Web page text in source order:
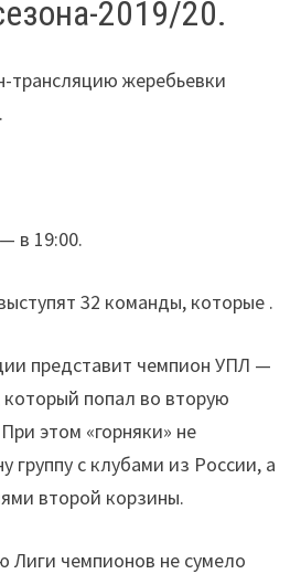
2019/20.
жеребьевки
в 19:00.
32 команды, которые .
представит чемпион УПЛ —
попал во вторую
этом «горняки» не
группу с клубами из России, а
второй корзины.
Лиги чемпионов не сумело